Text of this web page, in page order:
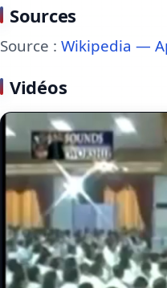
Sources
Source : Wikipedia —
Vidéos